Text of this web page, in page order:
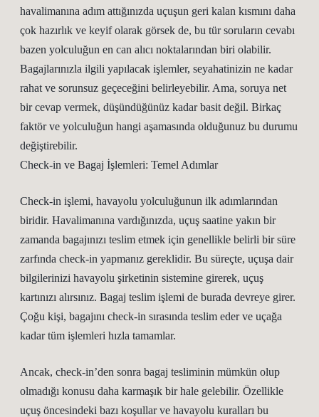
havalimanına adım attığınızda uçuşun geri kalan kısmını daha
çok hazırlık ve keyif olarak görsek de, bu tür soruların cevabı
bazen yolculuğun en can alıcı noktalarından biri olabilir.
Bagajlarınızla ilgili yapılacak işlemler, seyahatinizin ne kadar
rahat ve sorunsuz geçeceğini belirleyebilir. Ama, soruya net
bir cevap vermek, düşündüğünüz kadar basit değil. Birkaç
faktör ve yolculuğun hangi aşamasında olduğunuz bu durumu
değiştirebilir.
Check-in ve Bagaj İşlemleri: Temel Adımlar
Check-in işlemi, havayolu yolculuğunun ilk adımlarından
biridir. Havalimanına vardığınızda, uçuş saatine yakın bir
zamanda bagajınızı teslim etmek için genellikle belirli bir süre
zarfında check-in yapmanız gereklidir. Bu süreçte, uçuşa dair
bilgilerinizi havayolu şirketinin sistemine girerek, uçuş
kartınızı alırsınız. Bagaj teslim işlemi de burada devreye girer.
Çoğu kişi, bagajını check-in sırasında teslim eder ve uçağa
kadar tüm işlemleri hızla tamamlar.
Ancak, check-in’den sonra bagaj tesliminin mümkün olup
olmadığı konusu daha karmaşık bir hale gelebilir. Özellikle
uçuş öncesindeki bazı koşullar ve havayolu kuralları bu